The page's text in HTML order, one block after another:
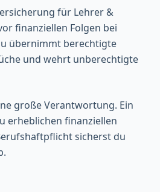
für Lehrer &
finanziellen Folgen bei
übernimmt berechtigte
und wehrt unberechtigte
große Verantwortung. Ein
erheblichen finanziellen
sicherst du